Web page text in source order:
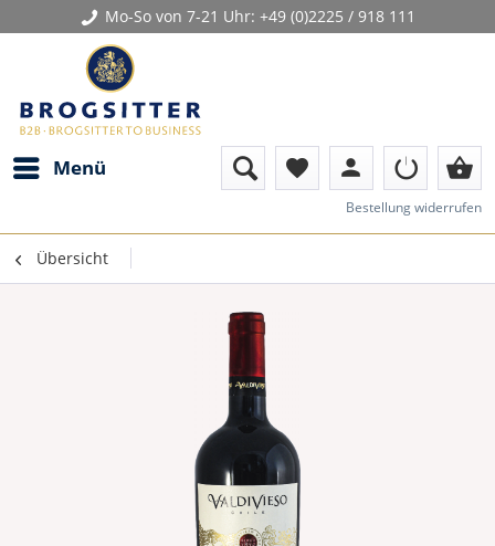
Mo-So von 7-21 Uhr: +49 (0)2225 / 918 111
Menü favorite person shopping_basket
Bestellung widerrufen
Übersicht